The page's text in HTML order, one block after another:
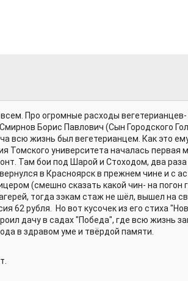
Про огромные расходы вегетерианцев-
Борис Павлович (Сын Городского
всю жизнь был вегетерианцем. Как это
Томского университета началась первая
Там бои под Шарой и Стоходом, два
в Красноярск в прежнем чине и с
(смешно сказать какой чин- на погон
тогда зэкам стаж не шёл, вышел на
62 рубля. Но вот кусочек из его стиха
дачу в садах "Победа", где всю жизнь
в здравом уме и твёрдой памяти.